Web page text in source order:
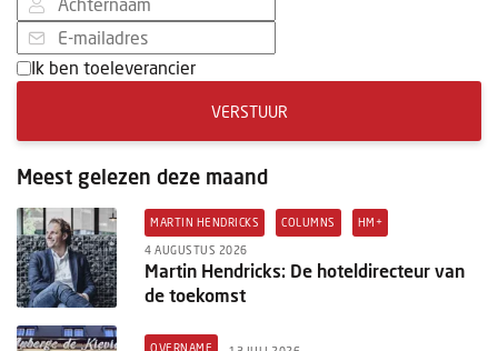
Ik ben toeleverancier
VERSTUUR
Meest gelezen deze maand
MARTIN HENDRICKS COLUMNS HM+
4 AUGUSTUS 2026
Martin Hendricks: De hoteldirecteur van
de toekomst
OVERNAME